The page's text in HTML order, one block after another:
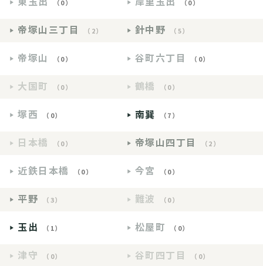
（0） （0）
帝塚山三丁目 （2） 針中野 （5）
帝塚山 （0） 谷町六丁目 （0）
大国町 （0） 鶴橋 （0）
塚西 （0） 南巽 （7）
日本橋 （0） 帝塚山四丁目 （2）
近鉄日本橋 （0） 今宮 （0）
平野 （3） 難波 （0）
玉出 （1） 松屋町 （0）
津守 （0） 谷町四丁目 （0）